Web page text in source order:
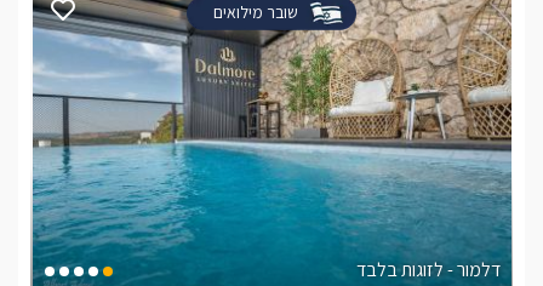
שובר מילואים
דלמור - לזוגות בלבד